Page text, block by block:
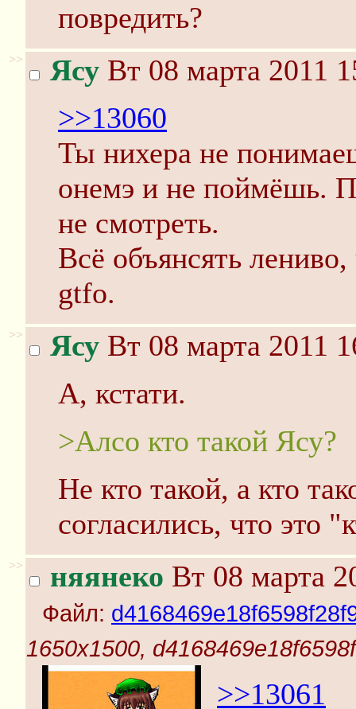
повредить?
>> Ясу Вт 08 марта 2011
>>13060
Ты нихера не
онемэ и не поймёшь.
не смотреть.
Всё объянсять
gtfo.
>> Ясу Вт 08 марта 2011
А, кстати.
>Алсо кто такой Ясу?
Не кто такой, а кто
согласились, что это
>> няянеко Вт 08 марта
Файл:
1650x1500,
>>13061